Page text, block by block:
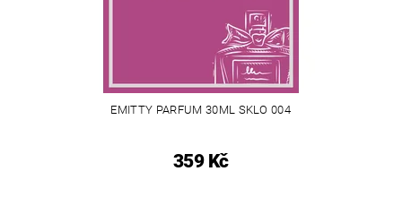
EMITTY PARFUM 30ML SKLO 004
359 Kč